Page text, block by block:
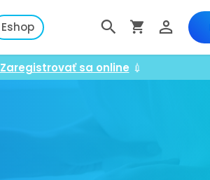
Eshop
Zaregistrovať sa online 💉